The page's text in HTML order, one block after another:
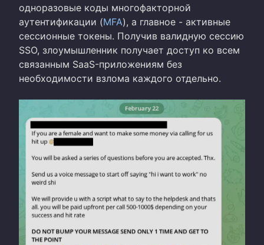
одноразовые коды многофакторной
аутентификации (MFA), а главное - активные
сессионные токены. Получив валидную сессию
SSO, злоумышленник получает доступ ко всем
связанным SaaS-приложениям без
необходимости взлома каждого отдельно.